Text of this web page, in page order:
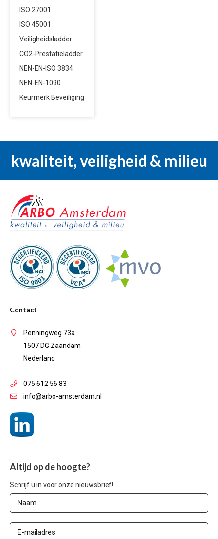
ISO 27001
ISO 45001
Veiligheidsladder
CO2-Prestatieladder
NEN-EN-ISO 3834
NEN-EN-1090
Keurmerk Beveiliging
kwaliteit, veiligheid & milieu
Contact
Penningweg 73a
1507 DG Zaandam
Nederland
075 612 56 83
info@arbo-amsterdam.nl
Altijd op de hoogte?
Schrijf u in voor onze nieuwsbrief!